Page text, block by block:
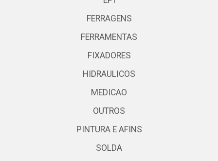
FERRAGENS
FERRAMENTAS
FIXADORES
HIDRAULICOS
MEDICAO
OUTROS
PINTURA E AFINS
SOLDA